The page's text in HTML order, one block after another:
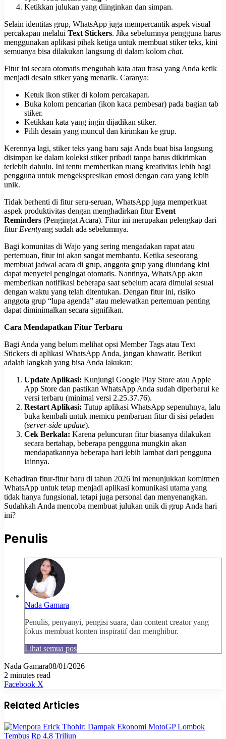
Ketikkan julukan yang diinginkan dan simpan.
Selain identitas grup, WhatsApp juga mempercantik aspek visual
percakapan melalui Text Stickers. Jika sebelumnya pengguna harus
menggunakan aplikasi pihak ketiga untuk membuat stiker teks, kini
semuanya bisa dilakukan langsung di dalam kolom chat.
Fitur ini secara otomatis mengubah kata atau frasa yang Anda ketik
menjadi desain stiker yang menarik. Caranya:
Ketuk ikon stiker di kolom percakapan.
Buka kolom pencarian (ikon kaca pembesar) pada bagian tab
stiker.
Ketikkan kata yang ingin dijadikan stiker.
Pilih desain yang muncul dan kirimkan ke grup.
Kerennya lagi, stiker teks yang baru saja Anda buat bisa langsung
disimpan ke dalam koleksi stiker pribadi tanpa harus dikirimkan
terlebih dahulu. Ini tentu memberikan ruang kreativitas lebih bagi
pengguna untuk mengekspresikan emosi dengan cara yang lebih
unik.
Tidak berhenti di fitur seru-seruan, WhatsApp juga memperkuat
aspek produktivitas dengan menghadirkan fiturEvent
Reminders (Pengingat Acara). Fitur ini merupakan pelengkap dari
fitur Eventyang sudah ada sebelumnya.
Bagi komunitas di Wajo yang sering mengadakan rapat atau
pertemuan, fitur ini akan sangat membantu. Ketika seseorang
membuat jadwal acara di grup, anggota grup yang diundang kini
dapat menyetel pengingat otomatis. Nantinya, WhatsApp akan
memberikan notifikasi beberapa saat sebelum acara dimulai sesuai
dengan waktu yang telah ditentukan. Dengan fitur ini, risiko
anggota grup “lupa agenda” atau melewatkan pertemuan penting
dapat diminimalkan secara signifikan.
Cara Mendapatkan Fitur Terbaru
Bagi Anda yang belum melihat opsi Member Tags atau Text
Stickers di aplikasi WhatsApp Anda, jangan khawatir. Berikut
adalah langkah yang bisa Anda lakukan:
Update Aplikasi: Kunjungi Google Play Store atau Apple
App Store dan pastikan WhatsApp Anda sudah diperbarui ke
versi terbaru (minimal versi 2.25.37.76).
Restart Aplikasi: Tutup aplikasi WhatsApp sepenuhnya, lalu
buka kembali untuk memicu pembaruan fitur di sisi peladen
(server-side update).
Cek Berkala: Karena peluncuran fitur biasanya dilakukan
secara bertahap, beberapa pengguna mungkin akan
mendapatkannya beberapa hari lebih lambat dari pengguna
lainnya.
Kehadiran fitur-fitur baru di tahun 2026 ini menunjukkan komitmen
WhatsApp untuk tetap menjadi aplikasi komunikasi utama yang
tidak hanya fungsional, tetapi juga personal dan menyenangkan.
Sudahkah Anda mencoba membuat julukan unik di grup Anda hari
ini?
Penulis
Nada Gamara
Penulis, penyanyi, pengisi suara, dan content creator yang
fokus membuat konten inspiratif dan menghibur.
Lihat semua pos
Nada Gamara08/01/2026
2 minutes read
Facebook X
Email
Related Articles